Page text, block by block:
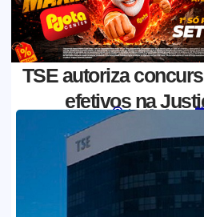
TSE autoriza
efetivos naJornal Boa Semente